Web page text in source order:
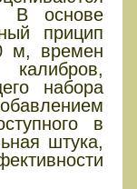
В основе
прицип
м, времен
набора
в
штука,